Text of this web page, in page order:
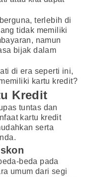
terlebih di
tidak memiliki
namun
bijak dalam
di era seperti ini,
kartu kredit?
Kredit
tuntas dan
kartu kredit
serta
beda pada
umum dari segi